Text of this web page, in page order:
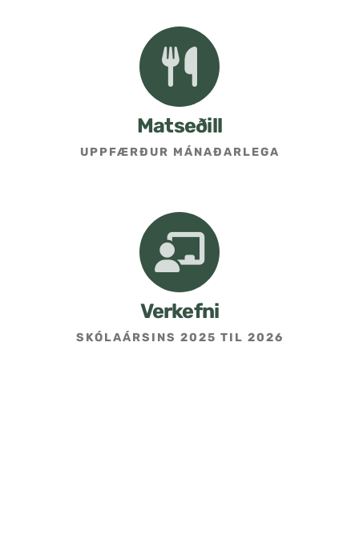
Matseðill
UPPFÆRÐUR MÁNAÐARLEGA
Verkefni
SKÓLAÁRSINS 2025 TIL 2026